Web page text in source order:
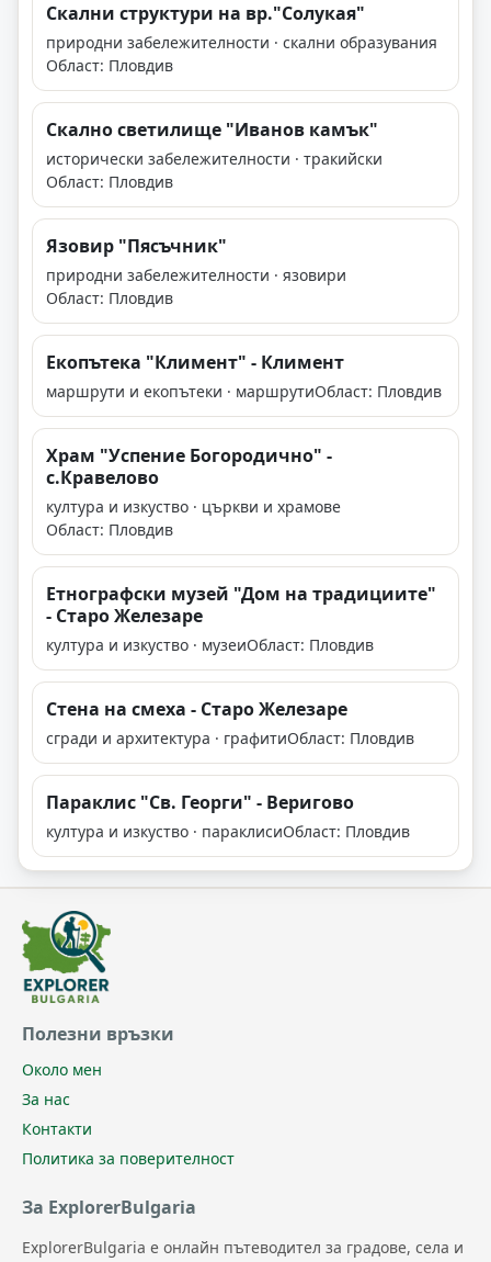
Скални структури на вр."Солукая"
природни забележителности · скални образувания
Област: Пловдив
Скално светилище "Иванов камък"
исторически забележителности · тракийски
Област: Пловдив
Язовир "Пясъчник"
природни забележителности · язовири
Област: Пловдив
Екопътека "Климент" - Климент
маршрути и екопътеки · маршрутиОбласт: Пловдив
Храм "Успение Богородично" -
с.Кравелово
култура и изкуство · църкви и храмове
Област: Пловдив
Етнографски музей "Дом на традициите"
- Старо Железаре
култура и изкуство · музеиОбласт: Пловдив
Стена на смеха - Старо Железаре
сгради и архитектура · графитиОбласт: Пловдив
Параклис "Св. Георги" - Веригово
култура и изкуство · параклисиОбласт: Пловдив
Полезни връзки
Около мен
За нас
Контакти
Политика за поверителност
За ExplorerBulgaria
ExplorerBulgaria е онлайн пътеводител за градове, села и